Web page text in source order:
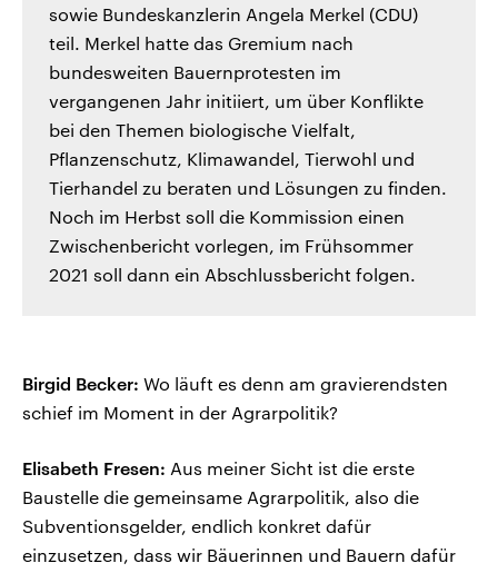
sowie Bundeskanzlerin Angela Merkel (CDU)
teil. Merkel hatte das Gremium nach
bundesweiten Bauernprotesten im
vergangenen Jahr initiiert, um über Konflikte
bei den Themen biologische Vielfalt,
Pflanzenschutz, Klimawandel, Tierwohl und
Tierhandel zu beraten und Lösungen zu finden.
Noch im Herbst soll die Kommission einen
Zwischenbericht vorlegen, im Frühsommer
2021 soll dann ein Abschlussbericht folgen.
Birgid Becker: Wo läuft es denn am gravierendsten
schief im Moment in der Agrarpolitik?
Elisabeth Fresen: Aus meiner Sicht ist die erste
Baustelle die gemeinsame Agrarpolitik, also die
Subventionsgelder, endlich konkret dafür
einzusetzen, dass wir Bäuerinnen und Bauern dafür